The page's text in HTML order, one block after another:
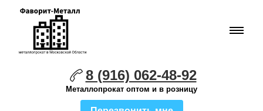
8 (916) 062-48-92
Металлопрокат оптом и в розницу